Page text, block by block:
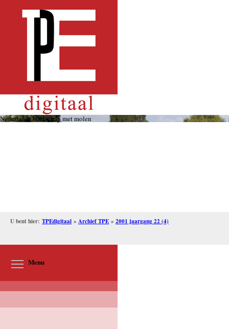
Nederlands landschap met molen
U bent hier: TPEdigitaal » Archief TPE » 2001 jaargang 22 (4)
Menu